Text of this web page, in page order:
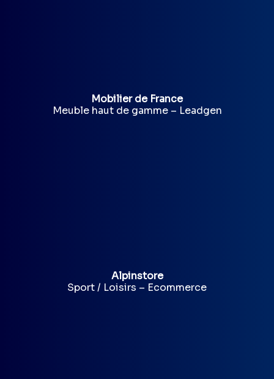
Mobilier de France
Meuble haut de gamme – Leadgen
Alpinstore
Sport / Loisirs – Ecommerce